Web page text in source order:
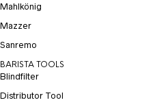
Mahlkönig
Mazzer
Sanremo
BARISTA TOOLS
Blindfilter
Distributor Tool